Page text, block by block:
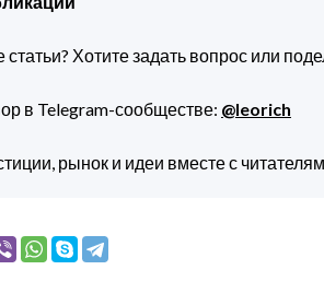
Хотите задать вопрос или
в Telegram-сообществе: @leorich
рынок и идеи вместе с